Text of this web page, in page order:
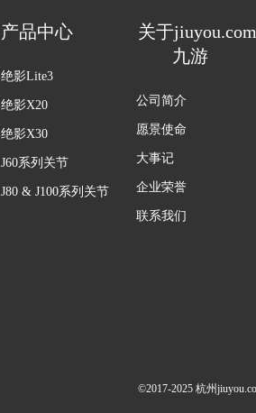
产品中心
绝影Lite3
绝影X20
绝影X30
J60系列关节
J80 & J100系列关节
关于jiuyou.com
九游
公司简介
愿景使命
大事记
企业荣誉
联系我们
©2017-2025 杭州